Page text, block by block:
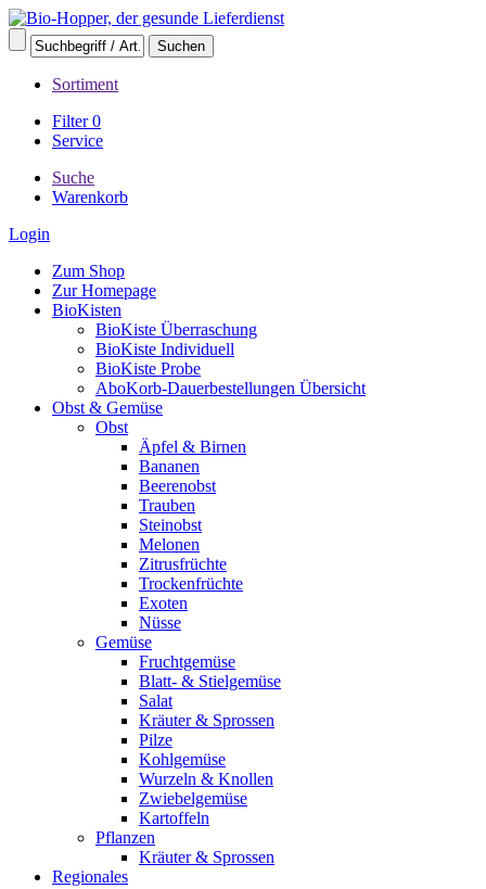
Sortiment
Filter0
Service
Suche
Warenkorb
Login
Zum Shop
Zur Homepage
BioKisten
BioKiste Überraschung
BioKiste Individuell
BioKiste Probe
AboKorb-Dauerbestellungen Übersicht
Obst & Gemüse
Obst
Äpfel & Birnen
Bananen
Beerenobst
Trauben
Steinobst
Melonen
Zitrusfrüchte
Trockenfrüchte
Exoten
Nüsse
Gemüse
Fruchtgemüse
Blatt- & Stielgemüse
Salat
Kräuter & Sprossen
Pilze
Kohlgemüse
Wurzeln & Knollen
Zwiebelgemüse
Kartoffeln
Pflanzen
Kräuter & Sprossen
Regionales